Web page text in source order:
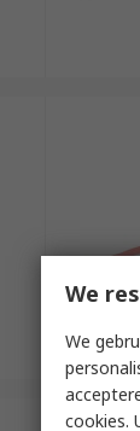
We
We
cookies.